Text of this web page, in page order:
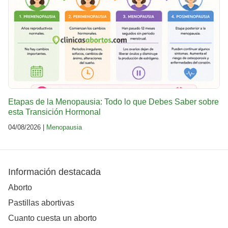
Etapas de la Menopausia: Todo lo que Debes Saber sobre
esta Transición Hormonal
04/08/2026 | Menopausia
Información destacada
Aborto
Pastillas abortivas
Cuanto cuesta un aborto